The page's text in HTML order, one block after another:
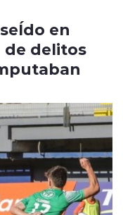
en
de delitos